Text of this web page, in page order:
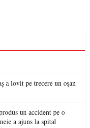
a lovit pe trecere un oșan
un accident pe o
a ajuns la spital